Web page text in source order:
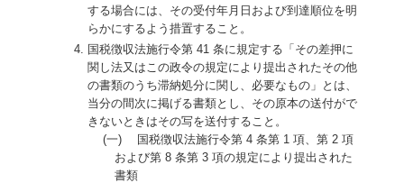
する場合には、その受付年月日および到達順位を明
らかにするよう措置すること。
国税徴収法施行令第 41 条に規定する「その差押に
関し法又はこの政令の規定により提出されたその他
の書類のうち滞納処分に関し、必要なもの」とは、
当分の間次に掲げる書類とし、その原本の送付がで
きないときはその写を送付すること。
(一) 国税徴収法施行令第 4 条第 1 項、第 2 項
および第 8 条第 3 項の規定により提出された
書類